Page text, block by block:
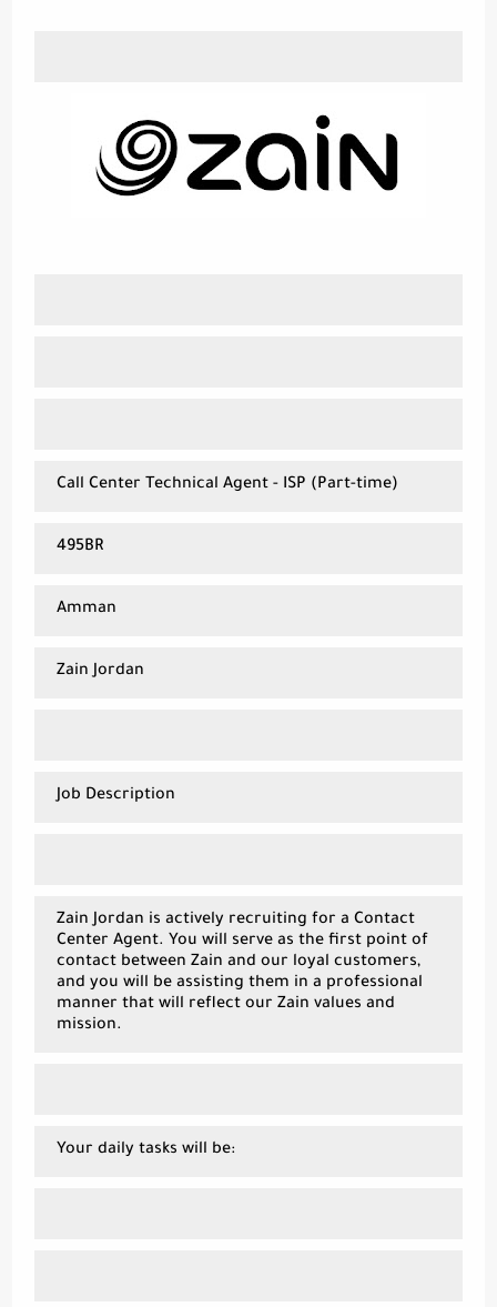
Call Center Technical Agent - ISP (Part-time)
495BR
Amman
Zain Jordan
Job Description
Zain Jordan is actively recruiting for a Contact
Center Agent. You will serve as the first point of
contact between Zain and our loyal customers,
and you will be assisting them in a professional
manner that will reflect our Zain values and
mission.
Your daily tasks will be: